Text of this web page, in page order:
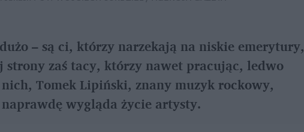
– są ci, którzy narzekają na niskie emerytury,
zaś tacy, którzy nawet pracując, ledwo
Tomek Lipiński, znany muzyk rockowy,
wygląda życie artysty.